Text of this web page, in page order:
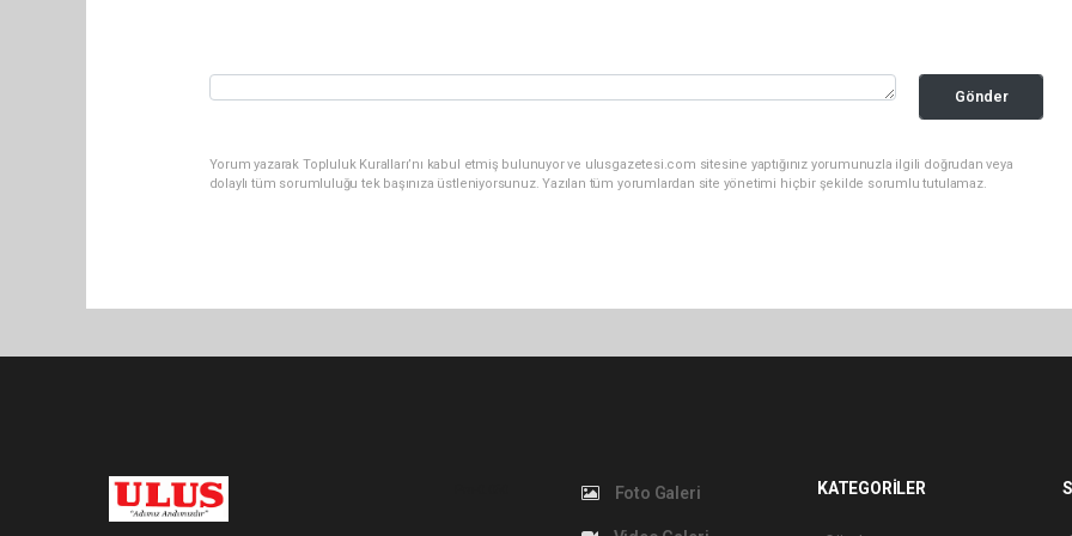
Gönder
Yorum yazarak Topluluk Kuralları’nı kabul etmiş bulunuyor ve ulusgazetesi.com sitesine yaptığınız yorumunuzla ilgili doğrudan veya
dolaylı tüm sorumluluğu tek başınıza üstleniyorsunuz. Yazılan tüm yorumlardan site yönetimi hiçbir şekilde sorumlu tutulamaz.
Foto Galeri KATEGORİLER